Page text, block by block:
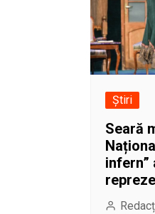
Știri
Seară
infern”